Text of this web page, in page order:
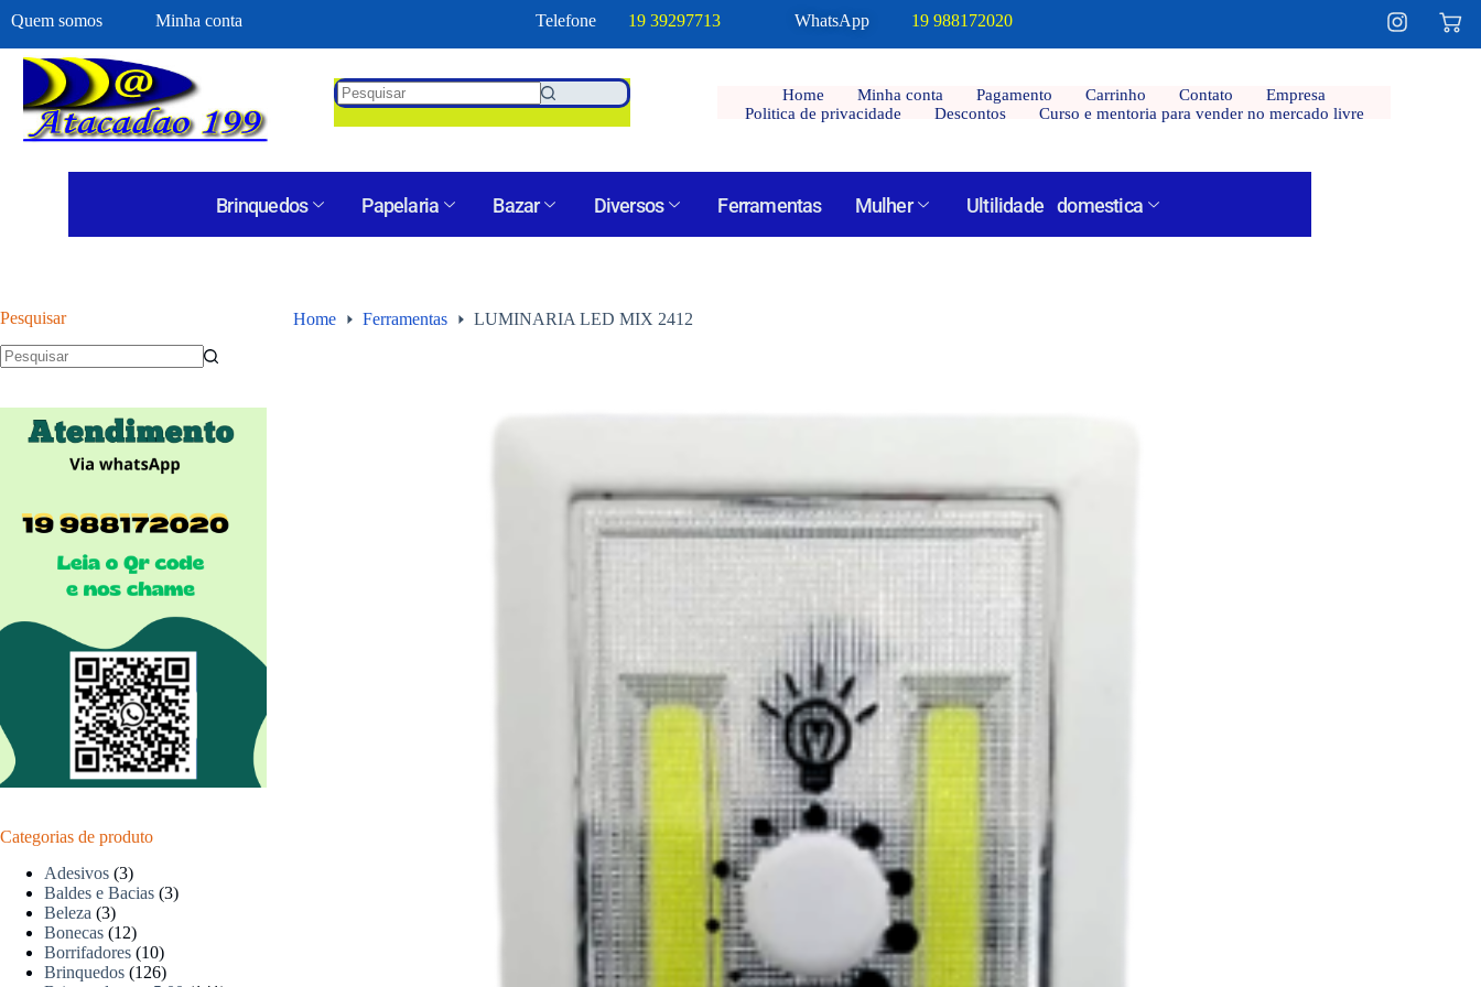
Quem somos Minha conta Telefone 19 39297713 WhatsApp 19 988172020
Home Minha conta Pagamento Carrinho Contato
Empresa
Politica de privacidade
Descontos Curso e mentoria para vender no mercado livre
Brinquedos Papelaria Bazar Diversos Ferramentas Mulher Ultilidade domestica
Home Ferramentas LUMINARIA LED MIX 2412
Pesquisar
Categorias de produto
Adesivos (3)
Baldes e Bacias (3)
Beleza (3)
Bonecas (12)
Borrifadores (10)
Brinquedos (126)